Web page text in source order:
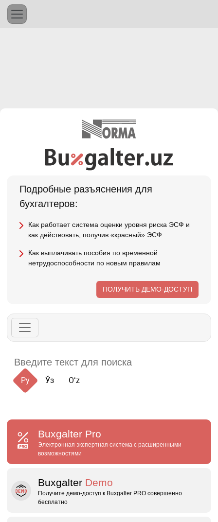
Подробные разъяснения для
бухгалтеров:
Как работает система оценки уровня риска ЭСФ и
как действовать, получив «красный» ЭСФ
Как выплачивать пособия по временной
нетрудоспособности по новым правилам
ПОЛУЧИТЬ ДЕМО-ДОСТУП
Ру Ўз Oʻz
Buxgalter Pro
Электронная экспертная система с расширенными
возможностями
Buxgalter Demo
Получите демо‑доступ к Buxgalter PRO совершенно
бесплатно